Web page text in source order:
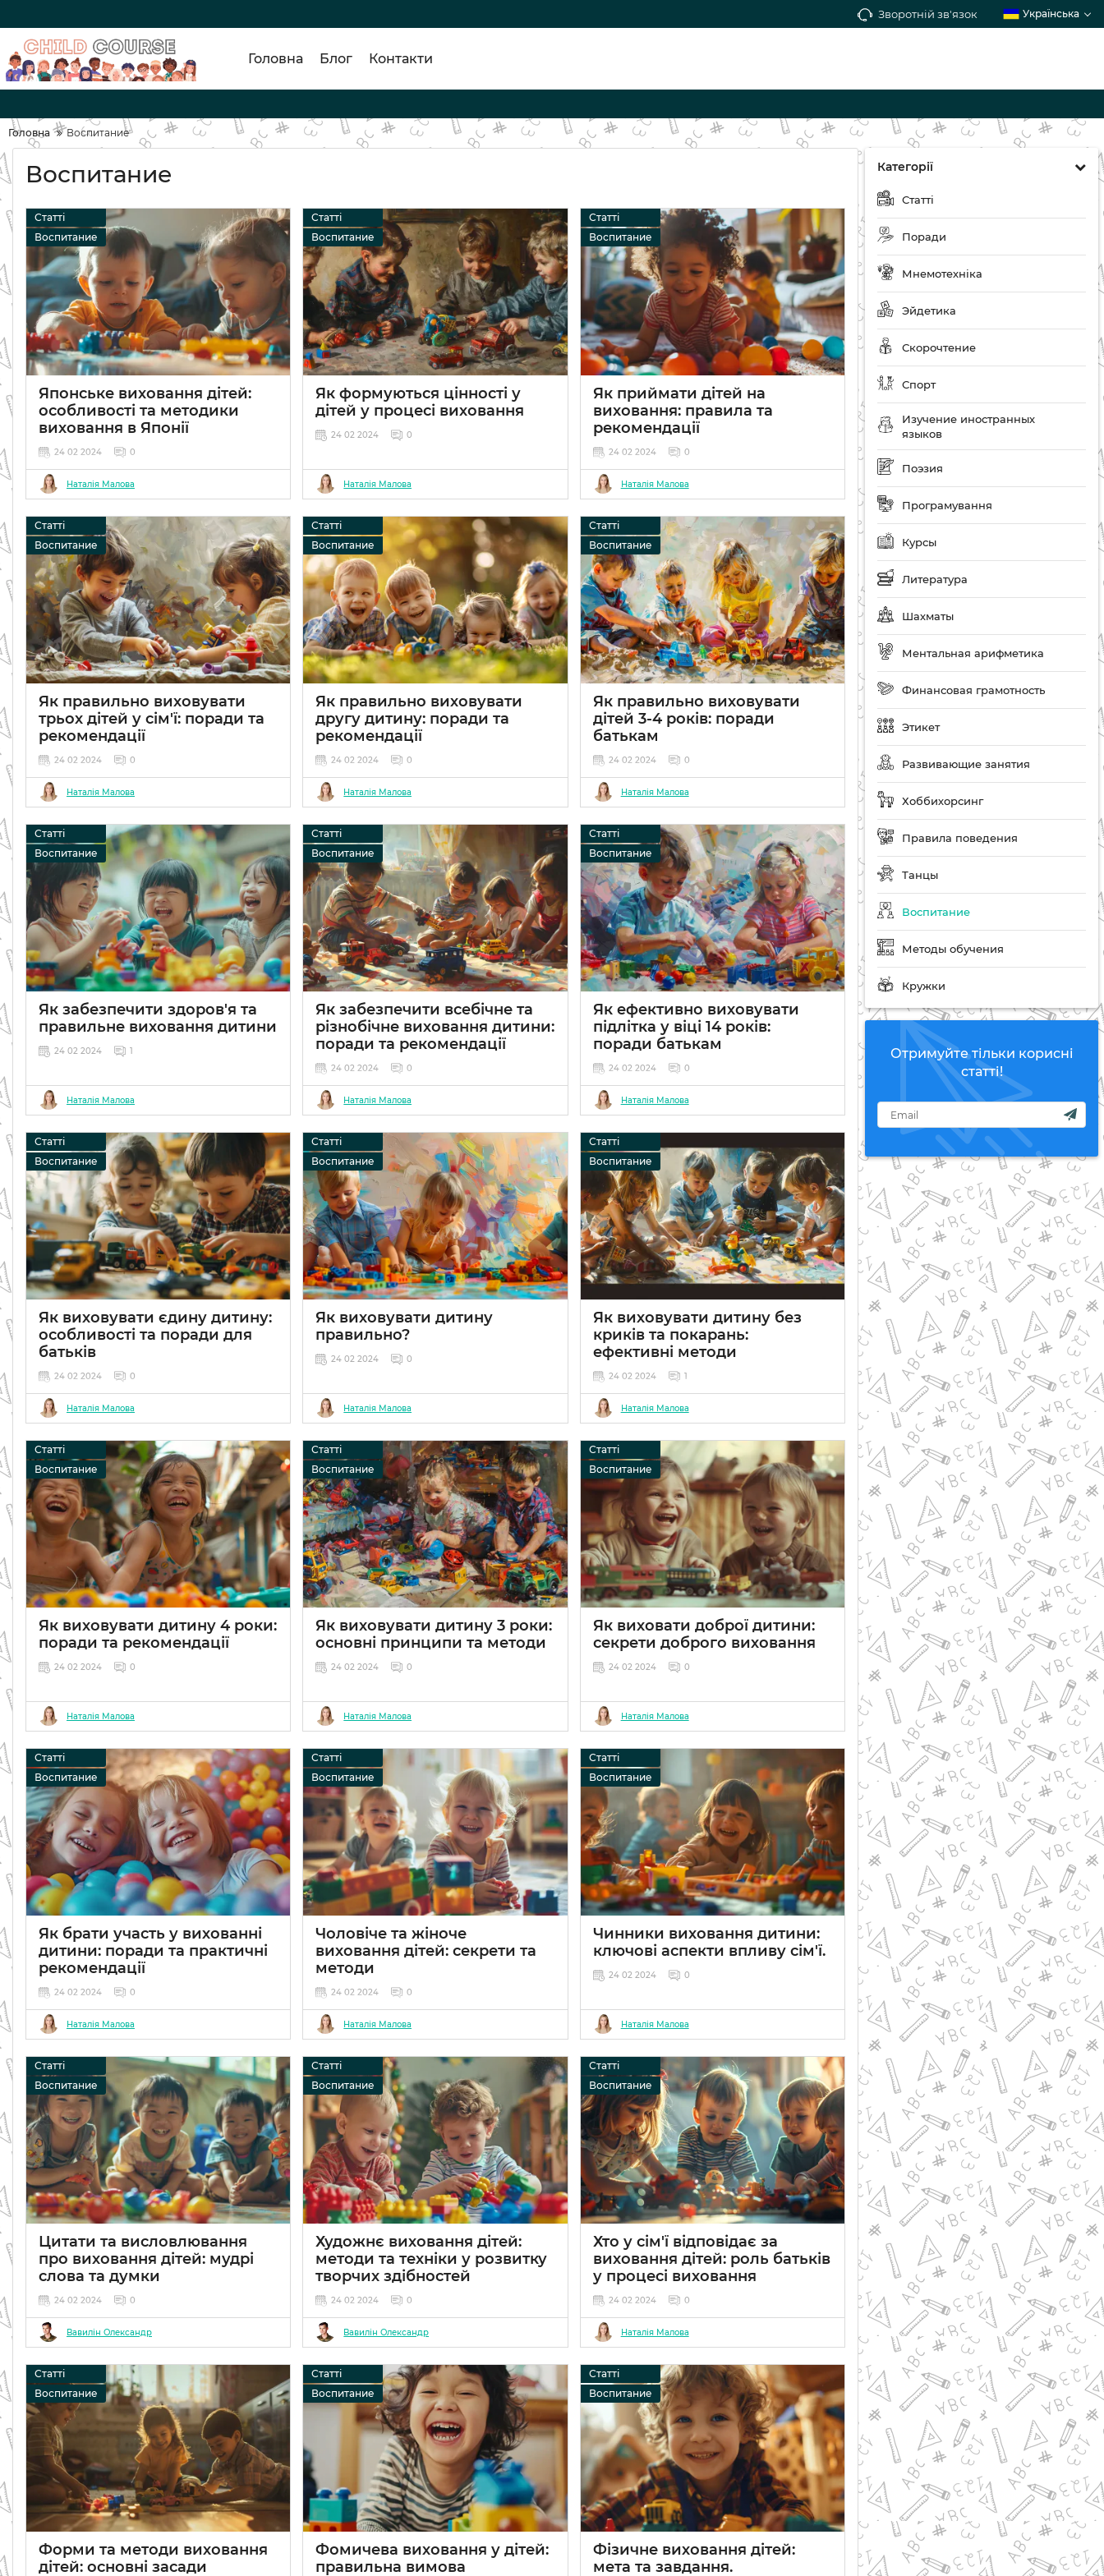
Зворотній зв'язок Українська
Головна Блог Контакти
Головна Воспитание
Категорії
Статті
Поради
Мнемотехніка
Эйдетика
Скорочтение
Спорт
Изучение иностранных
языков
Поэзия
Програмування
Курсы
Литература
Шахматы
Ментальная арифметика
Финансовая грамотность
Этикет
Развивающие занятия
Хоббихорсинг
Правила поведения
Танцы
Воспитание
Методы обучения
Кружки
Отримуйте тільки корисні
статті!
Воспитание
Статті
Воспитание
Японське виховання дітей:
особливості та методики
виховання в Японії
24 02 2024 0
Наталія Малова
Статті
Воспитание
Як формуються цінності у
дітей у процесі виховання
24 02 2024 0
Наталія Малова
Статті
Воспитание
Як приймати дітей на
виховання: правила та
рекомендації
24 02 2024 0
Наталія Малова
Статті
Воспитание
Як правильно виховувати
трьох дітей у сім'ї: поради та
рекомендації
24 02 2024 0
Наталія Малова
Статті
Воспитание
Як правильно виховувати
другу дитину: поради та
рекомендації
24 02 2024 0
Наталія Малова
Статті
Воспитание
Як правильно виховувати
дітей 3-4 років: поради
батькам
24 02 2024 0
Наталія Малова
Статті
Воспитание
Як забезпечити здоров'я та
правильне виховання дитини
24 02 2024 1
Наталія Малова
Статті
Воспитание
Як забезпечити всебічне та
різнобічне виховання дитини:
поради та рекомендації
24 02 2024 0
Наталія Малова
Статті
Воспитание
Як ефективно виховувати
підлітка у віці 14 років:
поради батькам
24 02 2024 0
Наталія Малова
Статті
Воспитание
Як виховувати єдину дитину:
особливості та поради для
батьків
24 02 2024 0
Наталія Малова
Статті
Воспитание
Як виховувати дитину
правильно?
24 02 2024 0
Наталія Малова
Статті
Воспитание
Як виховувати дитину без
криків та покарань:
ефективні методи
24 02 2024 1
Наталія Малова
Статті
Воспитание
Як виховувати дитину 4 роки:
поради та рекомендації
24 02 2024 0
Наталія Малова
Статті
Воспитание
Як виховувати дитину 3 роки:
основні принципи та методи
24 02 2024 0
Наталія Малова
Статті
Воспитание
Як виховати доброї дитини:
секрети доброго виховання
24 02 2024 0
Наталія Малова
Статті
Воспитание
Як брати участь у вихованні
дитини: поради та практичні
рекомендації
24 02 2024 0
Наталія Малова
Статті
Воспитание
Чоловіче та жіноче
виховання дітей: секрети та
методи
24 02 2024 0
Наталія Малова
Статті
Воспитание
Чинники виховання дитини:
ключові аспекти впливу сім'ї.
24 02 2024 0
Наталія Малова
Статті
Воспитание
Цитати та висловлювання
про виховання дітей: мудрі
слова та думки
24 02 2024 0
Вавилін Олександр
Статті
Воспитание
Художнє виховання дітей:
методи та техніки у розвитку
творчих здібностей
24 02 2024 0
Вавилін Олександр
Статті
Воспитание
Хто у сім'ї відповідає за
виховання дітей: роль батьків
у процесі виховання
24 02 2024 0
Наталія Малова
Статті
Воспитание
Форми та методи виховання
дітей: основні засади
Статті
Воспитание
Фомичева виховання у дітей:
правильна вимова
Статті
Воспитание
Фізичне виховання дітей:
мета та завдання.